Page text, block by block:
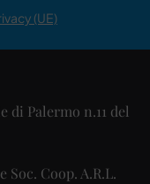
(UE)
Palermo n.11 del
Coop. A.R.L.